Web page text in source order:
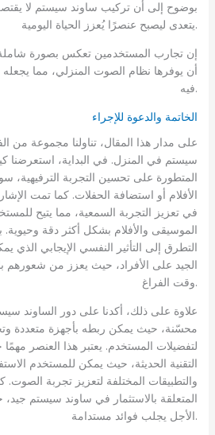
بوضوح إلى أن تركيب ساوند سيستم لا
يتعدى ليصبح عنصرًا يُعزز الحياة اليومية.
إن تجارب المستخدمين تعكس بصورة شاملة
أن يوفرها نظام الصوت المنزلي، مما يجعله
فيه.
الخاتمة والدعوة للإجراء
على مدار هذا المقال، تناولنا مجموعة من
سيستم في المنزل. في البداية، استعرضنا
المتطورة على تحسين التجربة الترفيهية،
الأفلام أو استضافة الحفلات. كما تمت
في تعزيز التجربة السمعية، مما يتيح
الموسيقى والأفلام بشكل أكثر دقة وحيوية.
التطرق إلى التأثير النفسي الإيجابي الذي
الجيد على الأفراد، حيث يعزز من شعورهم
وقت الفراغ.
علاوة على ذلك، أكدنا على دور الساوند
محسّنة، حيث يمكن ربطه بأجهزة متعددة
لتفضيلات المستخدم. يعتبر هذا العنصر
التقنية الحديثة، حيث يمكن للمستخدم
والتطبيقات المختلفة لتعزيز تجربة الصوت.
المتعلقة بالاستثمار في ساوند سيستم
الأجل يجلب فوائد مستدامة.